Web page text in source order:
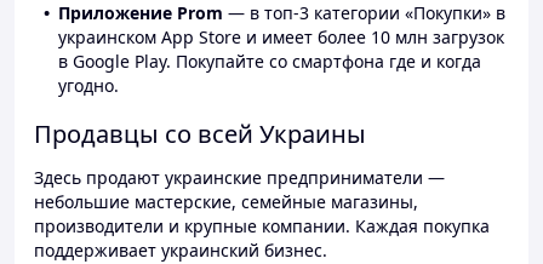
Приложение Prom — в топ-3 категории «Покупки» в
украинском App Store и имеет более 10 млн загрузок
в Google Play. Покупайте со смартфона где и когда
угодно.
Продавцы со всей Украины
Здесь продают украинские предприниматели —
небольшие мастерские, семейные магазины,
производители и крупные компании. Каждая покупка
поддерживает украинский бизнес.